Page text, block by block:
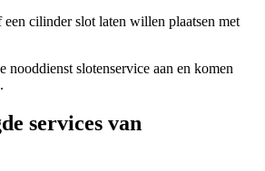
cilinder slot laten willen plaatsen met
nooddienst slotenservice aan en komen
services van